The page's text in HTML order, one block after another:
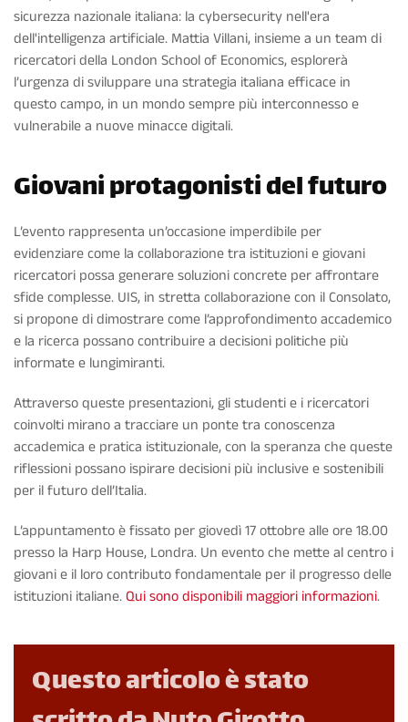
sicurezza nazionale italiana: la cybersecurity nell'era
dell'intelligenza artificiale. Mattia Villani, insieme a un team di
ricercatori della London School of Economics, esplorerà
l’urgenza di sviluppare una strategia italiana efficace in
questo campo, in un mondo sempre più interconnesso e
vulnerabile a nuove minacce digitali.
Giovani protagonisti del futuro
L’evento rappresenta un’occasione imperdibile per
evidenziare come la collaborazione tra istituzioni e giovani
ricercatori possa generare soluzioni concrete per affrontare
sfide complesse. UIS, in stretta collaborazione con il Consolato,
si propone di dimostrare come l’approfondimento accademico
e la ricerca possano contribuire a decisioni politiche più
informate e lungimiranti.
Attraverso queste presentazioni, gli studenti e i ricercatori
coinvolti mirano a tracciare un ponte tra conoscenza
accademica e pratica istituzionale, con la speranza che queste
riflessioni possano ispirare decisioni più inclusive e sostenibili
per il futuro dell’Italia.
L’appuntamento è fissato per giovedì 17 ottobre alle ore 18.00
presso la Harp House, Londra. Un evento che mette al centro i
giovani e il loro contributo fondamentale per il progresso delle
istituzioni italiane.Qui sono disponibili maggiori informazioni.
Questo articolo è stato